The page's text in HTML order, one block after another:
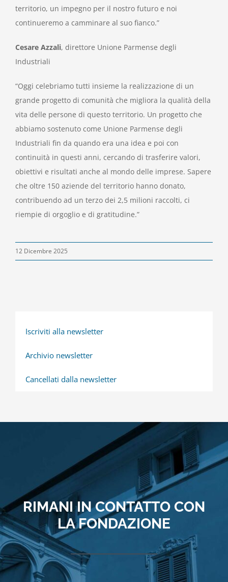
territorio, un impegno per il nostro futuro e noi
continueremo a camminare al suo fianco.”
Cesare Azzali, direttore Unione Parmense degli
Industriali
“Oggi celebriamo tutti insieme la realizzazione di un
grande progetto di comunità che migliora la qualità della
vita delle persone di questo territorio. Un progetto che
abbiamo sostenuto come Unione Parmense degli
Industriali fin da quando era una idea e poi con
continuità in questi anni, cercando di trasferire valori,
obiettivi e risultati anche al mondo delle imprese. Sapere
che oltre 150 aziende del territorio hanno donato,
contribuendo ad un terzo dei 2,5 milioni raccolti, ci
riempie di orgoglio e di gratitudine.”
12 Dicembre 2025
Iscriviti alla newsletter
Archivio newsletter
Cancellati dalla newsletter
RIMANI IN CONTATTO CON
LA FONDAZIONE